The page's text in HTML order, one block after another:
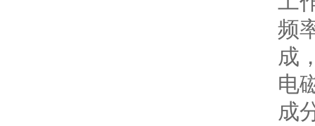
频
成
电
成